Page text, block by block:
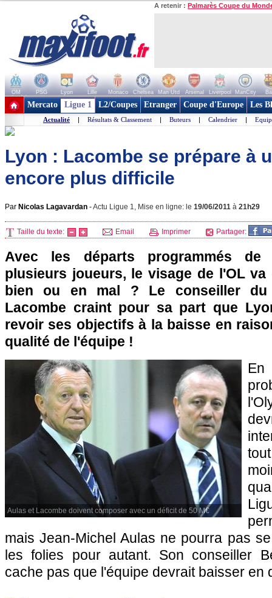
A retenir : Palmarès Coupe du
OM PSG Lyon Lille Monaco Chelsea Man Utd Arsenal Liverpool ManCity
+ de clubs
Mercato Ligue 1 L2/Coupes Etranger Coupe d'Europe Les
Actualité | Résultats & Classement | Buteurs | Calendrier |
Lyon : Lacombe se prépare à
encore plus difficile
Par Nicolas Lagavardan -Actu Ligue 1, Mise en ligne: le 19/06/2011 à 21h29
Taille du texte: Email Imprimer Partager:
Avec les départs programmés
plusieurs joueurs, le visage de l'OLva
bien ou en mal ? Le conseiller du
Lacombe craint pour sa part que
revoir ses objectifs à la baisse en
qualité de l'équipe !
Aulas et Lacombe doivent composer avec un déficit de 50 M€
mais Jean-Michel Aulas ne pourra pas
les folies pour autant. Son conseiller
cache pas que l'équipe devrait baisser en